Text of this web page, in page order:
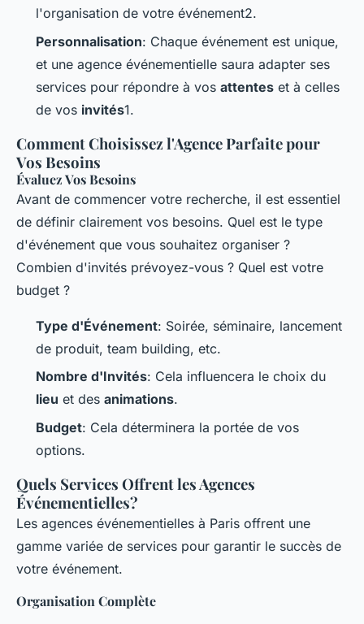
l'organisation de votre événement2.
Personnalisation: Chaque événement est unique,
et une agence événementielle saura adapter ses
services pour répondre à vos attentes et à celles
de vos invités1.
Comment Choisissez l'Agence Parfaite pour
Vos Besoins
Évaluez Vos Besoins
Avant de commencer votre recherche, il est essentiel
de définir clairement vos besoins. Quel est le type
d'événement que vous souhaitez organiser ?
Combien d'invités prévoyez-vous ? Quel est votre
budget ?
Type d'Événement: Soirée, séminaire, lancement
de produit, team building, etc.
Nombre d'Invités: Cela influencera le choix du
lieu et des animations.
Budget: Cela déterminera la portée de vos
options.
Quels Services Offrent les Agences
Événementielles?
Les agences événementielles à Paris offrent une
gamme variée de services pour garantir le succès de
votre événement.
Organisation Complète